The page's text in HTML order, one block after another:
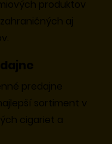
produktov
aj
predajne
sortiment v
cigariet a